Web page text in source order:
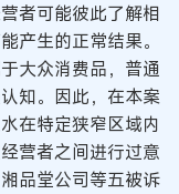
者可能彼此了解相
产生的正常结果。
大众消费品，普通
知。因此，在本案
在特定狭窄区域内
营者之间进行过意
品堂公司等五被诉